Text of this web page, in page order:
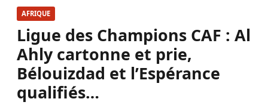
AFRIQUE
Ligue des Champions CAF : Al
Ahly cartonne et prie,
Bélouizdad et l’Espérance
qualifiés…